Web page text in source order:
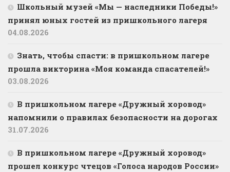
Школьный музей «Мы — наследники Победы!»
принял юных гостей из пришкольного лагеря
04.08.2026
Знать, чтобы спасти: в пришкольном лагере
прошла викторина «Моя команда спасателей!»
03.08.2026
В пришкольном лагере «Дружный хоровод»
напомнили о правилах безопасности на дорогах
31.07.2026
В пришкольном лагере «Дружный хоровод»
прошел конкурс чтецов «Голоса народов России»